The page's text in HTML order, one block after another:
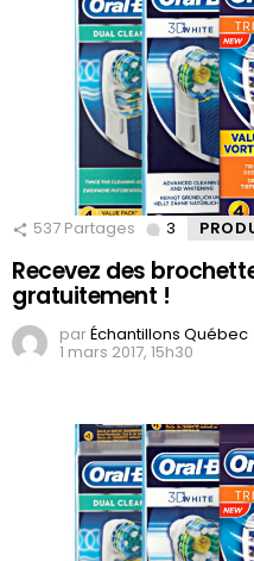
537 Partages 3
Recevez des
gratuitement !
parÉchantillons Québec
1 mars 2017, 15h30